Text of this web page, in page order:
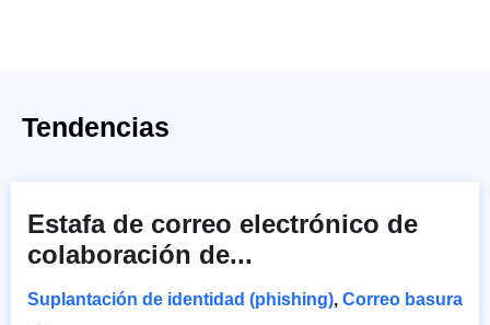
Tendencias
Estafa de correo electrónico de
colaboración de...
Suplantación de identidad (phishing), Correo basura